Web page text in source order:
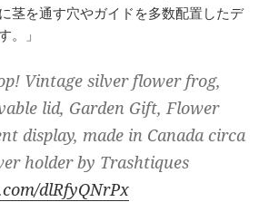
茎を通す穴やガイドを多数配置したデ
。」
Vintage silver flower frog,
lid, Garden Gift, Flower
display, made in Canada circa
holder by Trashtiques
dlRfyQNrPx